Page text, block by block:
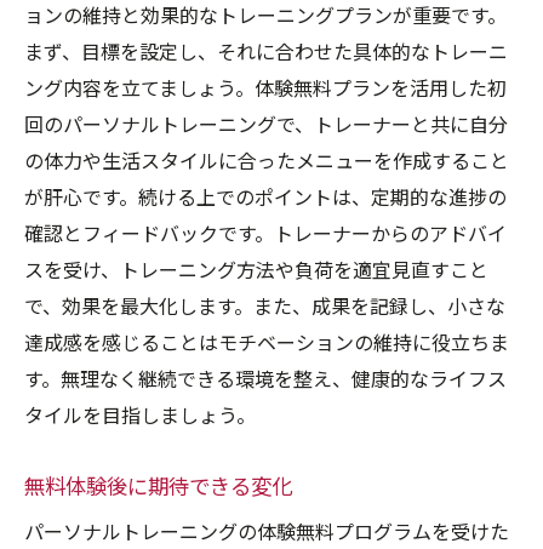
ョンの維持と効果的なトレーニングプランが重要です。
まず、目標を設定し、それに合わせた具体的なトレーニ
ング内容を立てましょう。体験無料プランを活用した初
回のパーソナルトレーニングで、トレーナーと共に自分
の体力や生活スタイルに合ったメニューを作成すること
が肝心です。続ける上でのポイントは、定期的な進捗の
確認とフィードバックです。トレーナーからのアドバイ
スを受け、トレーニング方法や負荷を適宜見直すこと
で、効果を最大化します。また、成果を記録し、小さな
達成感を感じることはモチベーションの維持に役立ちま
す。無理なく継続できる環境を整え、健康的なライフス
タイルを目指しましょう。
無料体験後に期待できる変化
パーソナルトレーニングの体験無料プログラムを受けた